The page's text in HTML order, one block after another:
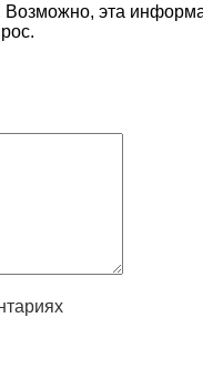
Возможно, эта